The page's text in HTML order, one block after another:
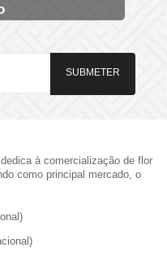
SUBMETER
à comercialização de flor
como principal mercado, o